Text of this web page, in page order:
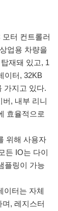
터 컨트롤러
업용 차량을
재돼 있고, 1
이터, 32KB
가지고 있다.
버, 내부 리니
효율적으로
위해 사용자
든 IO는 다이
플링이 가능
이터는 자체
, 레지스터